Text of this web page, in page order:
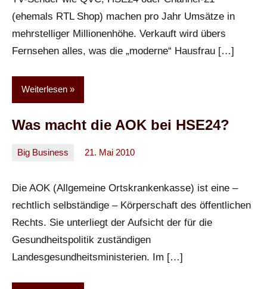
(ehemals RTL Shop) machen pro Jahr Umsätze in
mehrstelliger Millionenhöhe. Verkauft wird übers
Fernsehen alles, was die „moderne“ Hausfrau […]
Weiterlesen
Was macht die AOK bei HSE24?
Big Business 21. Mai 2010
Oliver
Die AOK (Allgemeine Ortskrankenkasse) ist eine –
rechtlich selbständige – Körperschaft des öffentlichen
Rechts. Sie unterliegt der Aufsicht der für die
Gesundheitspolitik zuständigen
Landesgesundheitsministerien. Im […]